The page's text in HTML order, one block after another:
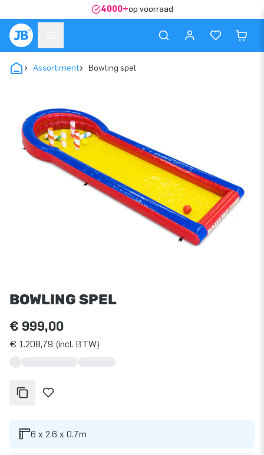
4000+op voorraad
Assortiment Bowling spel
BOWLING SPEL
€ 999,00
€ 1.208,79 (incl. BTW)
6 x 2.6 x 0.7m